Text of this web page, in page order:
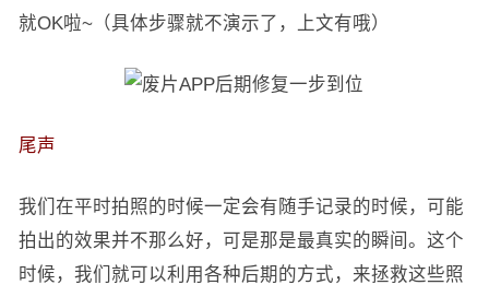
就OK啦~（具体步骤就不演示了，上文有哦）
尾声
我们在平时拍照的时候一定会有随手记录的时候，可能
拍出的效果并不那么好，可是那是最真实的瞬间。这个
时候，我们就可以利用各种后期的方式，来拯救这些照